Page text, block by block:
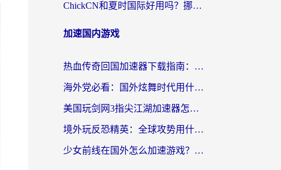
ChickCN和夏时国际好用吗？挪威留学生亲测3款回国加速器，附穿梭和加速喵对比指南
加速国内游戏
热血传奇回国加速器下载指南：海外玩家如何流畅砍怪不卡顿？
海外党必看：国外炫舞时代用什么加速器比较好？解决延迟卡顿的终极方案
美国玩剑网3指尖江湖加速器怎么选？海外党亲测避坑指南
境外玩反恐精英：全球攻势用什么加速器？2026海外玩家亲测实用指南
少女前线在国外怎么加速游戏？海外玩家必看的国服游戏畅玩指南